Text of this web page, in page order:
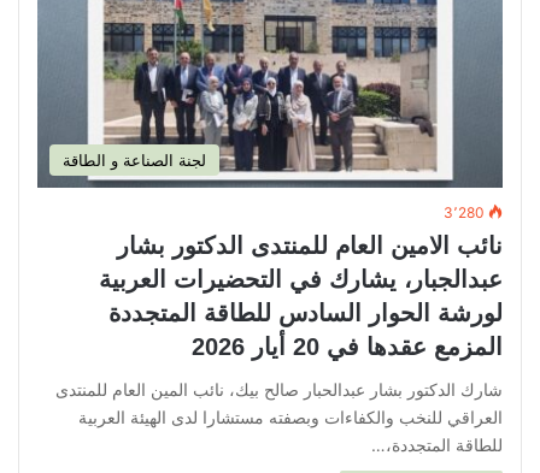
لجنة الصناعة و الطاقة
3٬280
نائب الامين العام للمنتدى الدكتور بشار
عبدالجبار، يشارك في التحضيرات العربية
لورشة الحوار السادس للطاقة المتجددة
المزمع عقدها في 20 أيار 2026
شارك الدكتور بشار عبدالحبار صالح بيك، نائب المين العام للمنتدى
العراقي للنخب والكفاءات وبصفته مستشارا لدى الهيئة العربية
للطاقة المتجددة،…